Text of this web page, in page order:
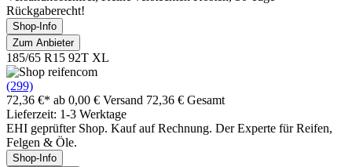
Rückgaberecht!
Shop-Info
Zum Anbieter
185/65 R15 92T XL
(299)
72,36 €* ab 0,00 € Versand 72,36 € Gesamt
Lieferzeit: 1-3 Werktage
EHI geprüfter Shop. Kauf auf Rechnung. Der Experte für Reifen,
Felgen & Öle.
Shop-Info